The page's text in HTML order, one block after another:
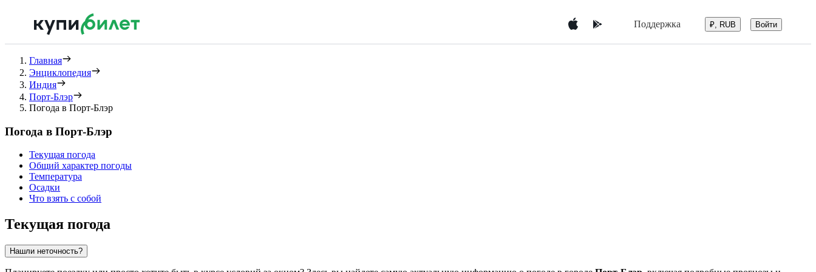
Поддержка ₽, RUB Войти
Главная
Энциклопедия
Индия
Порт-Блэр
Погода в Порт-Блэр
Погода в Порт-Блэр
Текущая погода
Общий характер погоды
Температура
Осадки
Что взять с собой
Текущая погода
Нашли неточность?